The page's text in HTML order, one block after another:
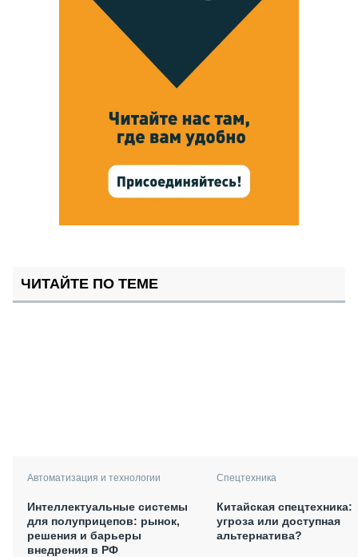
ЧИТАЙТЕ ПО ТЕМЕ
Автоматизация и технологии
Интеллектуальные системы
для полуприцепов: рынок,
решения и барьеры
внедрения в РФ
Спецтехника
Китайская спецтехника:
угроза или доступная
альтернатива?